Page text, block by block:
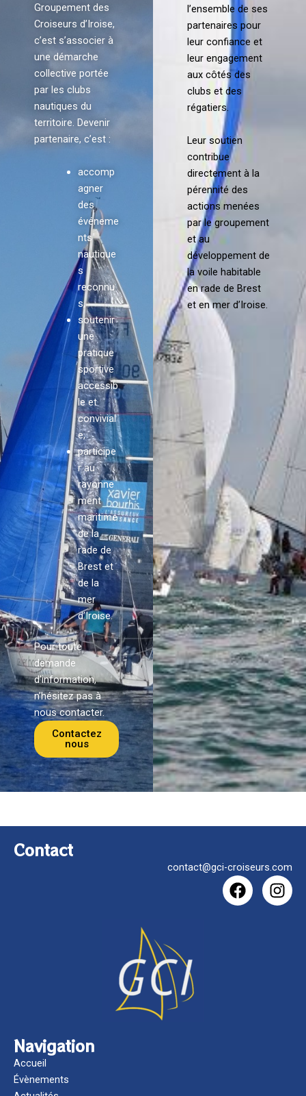
Groupement des
Croiseurs d’Iroise,
c’est s’associer à
une démarche
collective portée
par les clubs
nautiques du
territoire. Devenir
partenaire, c’est :
accomp
agner
des
événeme
nts
nautique
s
reconnu
s,
soutenir
une
pratique
sportive
accessib
le et
convivial
e,
participe
r au
rayonne
ment
maritime
de la
rade de
Brest et
de la
mer
d’Iroise.
Pour toute
demande
d’information,
n’hésitez pas à
nous contacter.
Contactez
nous
l’ensemble de ses
partenaires pour
leur confiance et
leur engagement
aux côtés des
clubs et des
régatiers.
Leur soutien
contribue
directement à la
pérennité des
actions menées
par le groupement
et au
développement de
la voile habitable
en rade de Brest
et en mer d’Iroise.
Navigation
Accueil
Évènements
Contact
contact@gci-croiseurs.com
F
a
I
n